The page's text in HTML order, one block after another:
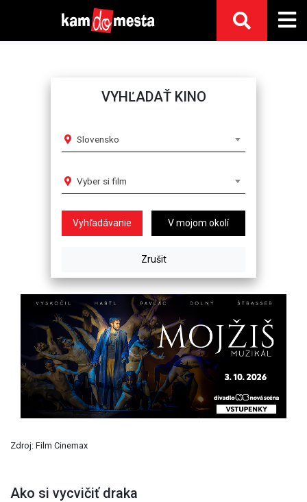
VYHĽADAŤ KINO
Slovensko
Vyber si film
V mojom okolí
Previous
Zdroj: Film Cinemax
Ako si vycvičiť draka